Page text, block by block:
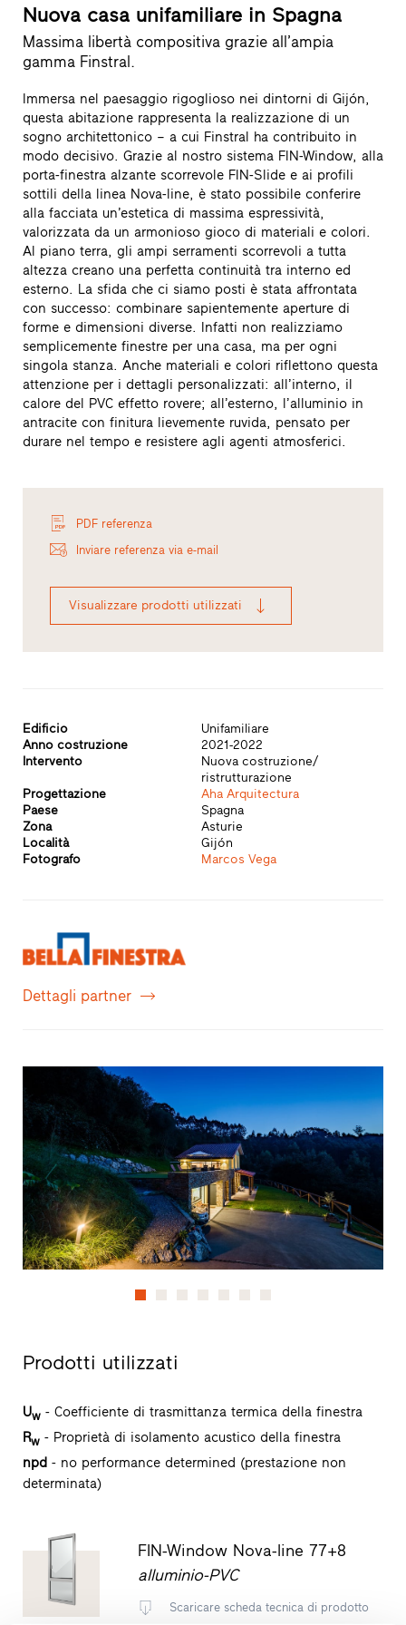
Nuova casa unifamiliare in Spagna
Massima libertà compositiva grazie all’ampia
gamma Finstral.
Immersa nel paesaggio rigoglioso nei dintorni di Gijón,
questa abitazione rappresenta la realizzazione di un
sogno architettonico – a cui Finstral ha contribuito in
modo decisivo. Grazie al nostro sistema FIN-Window, alla
porta-finestra alzante scorrevole FIN-Slide e ai profili
sottili della linea Nova-line, è stato possibile conferire
alla facciata un’estetica di massima espressività,
valorizzata da un armonioso gioco di materiali e colori.
Al piano terra, gli ampi serramenti scorrevoli a tutta
altezza creano una perfetta continuità tra interno ed
esterno. La sfida che ci siamo posti è stata affrontata
con successo: combinare sapientemente aperture di
forme e dimensioni diverse. Infatti non realizziamo
semplicemente finestre per una casa, ma per ogni
singola stanza. Anche materiali e colori riflettono questa
attenzione per i dettagli personalizzati: all’interno, il
calore del PVC effetto rovere; all’esterno, l’alluminio in
antracite con finitura lievemente ruvida, pensato per
durare nel tempo e resistere agli agenti atmosferici.
PDF referenza
Inviare referenza via e-mail
Visualizzare prodotti utilizzati
Edificio
Unifamiliare
Anno costruzione
2021-2022
Intervento
Nuova costruzione/
ristrutturazione
Progettazione
Aha Arquitectura
Paese
Spagna
Zona
Asturie
Località
Gijón
Fotografo
Marcos Vega
Dettagli partner
Prodotti utilizzati
Uw- Coefficiente di trasmittanza termica della finestra
Rw- Proprietà di isolamento acustico della finestra
npd- no performance determined (prestazione non
determinata)
FIN-Window Nova-line 77+8
alluminio-PVC
Scaricare scheda tecnica di prodotto